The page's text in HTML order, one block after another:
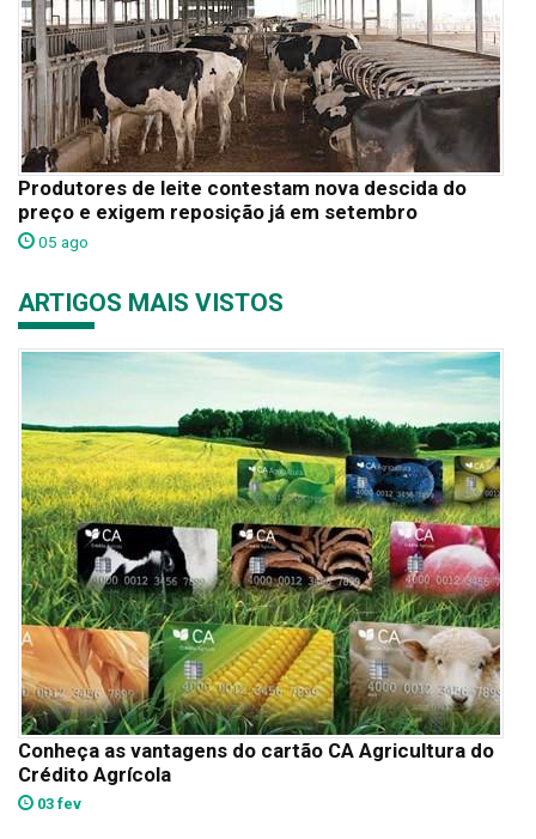
Produtores de leite contestam nova descida do
preço e exigem reposição já em setembro
05 ago
ARTIGOS MAIS VISTOS
Conheça as vantagens do cartão CA Agricultura do
Crédito Agrícola
03 fev